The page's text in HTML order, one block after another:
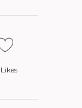
Likes